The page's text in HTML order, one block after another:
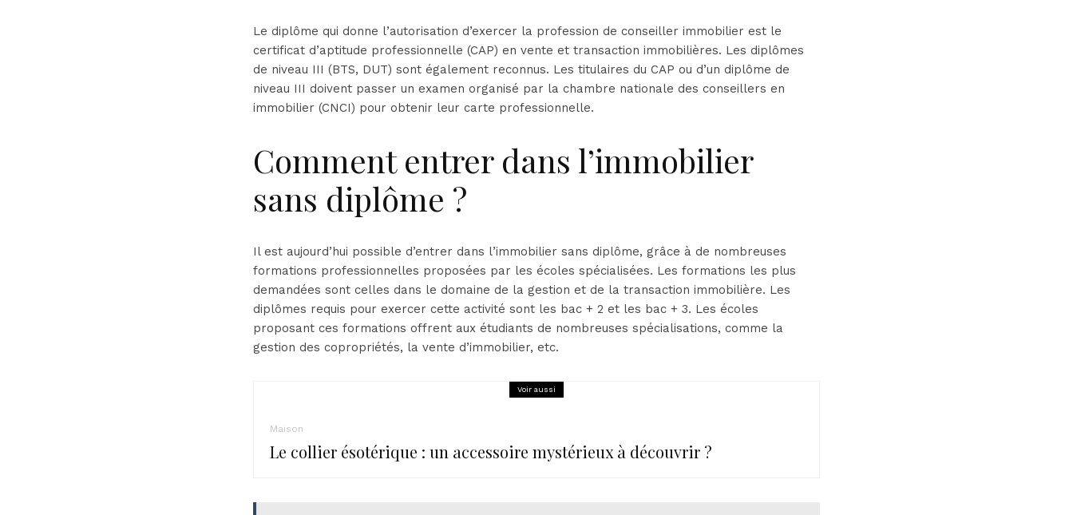
Le diplôme qui donne l’autorisation d’exercer la profession de conseiller immobilier est le
certificat d’aptitude professionnelle (CAP) en vente et transaction immobilières. Les diplômes
de niveau III (BTS, DUT) sont également reconnus. Les titulaires du CAP ou d’un diplôme de
niveau III doivent passer un examen organisé par la chambre nationale des conseillers en
immobilier (CNCI) pour obtenir leur carte professionnelle.
Comment entrer dans l’immobilier
sans diplôme ?
Il est aujourd’hui possible d’entrer dans l’immobilier sans diplôme, grâce à de nombreuses
formations professionnelles proposées par les écoles spécialisées. Les formations les plus
demandées sont celles dans le domaine de la gestion et de la transaction immobilière. Les
diplômes requis pour exercer cette activité sont les bac + 2 et les bac + 3. Les écoles
proposant ces formations offrent aux étudiants de nombreuses spécialisations, comme la
gestion des copropriétés, la vente d’immobilier, etc.
Voir aussi
Maison
Le collier ésotérique : un accessoire mystérieux à découvrir ?